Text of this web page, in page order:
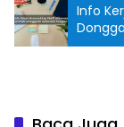
Info